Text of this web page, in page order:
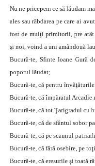
Nu ne pricepem ce să lăudam
ales sau răbdarea pe care ai
fost de mulţi primitorii, pre
şi noi, voind a uni amândouă
Bucură-te, Sfinte Ioane Gură
poporul lăudat;
Bucură-te, că pentru
Bucură-te, că împăratul
Bucură-te, că tot Ţarigradul cu
Bucură-te, că de sfântul sobor
Bucură-te, că pe scaunul
Bucură-te, că fără osebire, pe
Bucură-te, că eresurile şi toată